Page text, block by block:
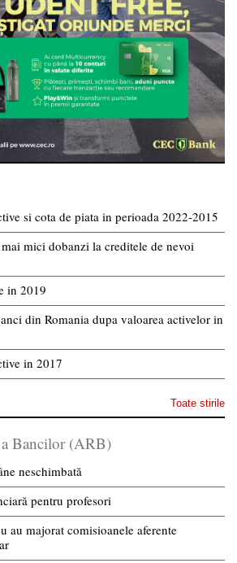
si cota de piata in perioada 2022-2015
mici dobanzi la creditele de nevoi
in 2019
din Romania dupa valoarea activelor in
in 2017
Toate stirile
Bancilor (ARB)
neschimbată
pentru profesori
au majorat comisioanele aferente